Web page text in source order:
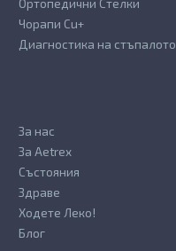
Чорапи Cu+
Диагностика на стъпалото
За нас
За Aetrex
Състояния
Здраве
Ходете Леко!
Блог